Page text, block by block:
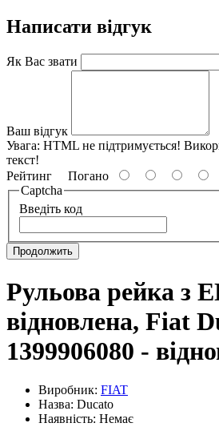
Написати відгук
Як Вас звати
Ваш відгук
Увага: HTML не підтримується!
текст!
Рейтинг Погано
Captcha
Введіть код
Продолжить
Рульова рейка з
відновлена, Fiat
1399906080 -
Виробник: FIAT
Назва: Ducato
Наявність: Немає